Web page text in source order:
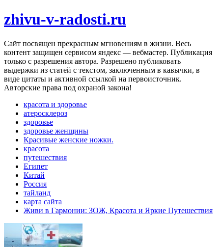
zhivu-v-radosti.ru
Cайт посвящен прекрасным мгновениям в жизни. Весь
контент защищен сервисом яндекс — вебмастер. Публикация
только с разрешения автора. Разрешено публиковать
выдержки из статей с текстом, заключенным в кавычки, в
виде цитаты и активной ссылкой на первоисточник.
Авторские права под охраной закона!
красота и здоровье
атеросклероз
здоровье
здоровье женщины
Красивые женские ножки.
красота
путешествия
Египет
Китай
Россия
тайланд
карта сайта
Живи в Гармонии: ЗОЖ, Красота и Яркие Путешествия